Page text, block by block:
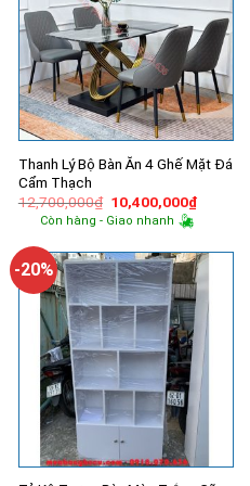
Thanh Lý Bộ Bàn Ăn 4 Ghế Mặt Đá
Cẩm Thạch
12,700,000₫ Giá
gốc
là:
10,400,000₫Giá
hiện
Còn hàng - Giao nhanh
-20%